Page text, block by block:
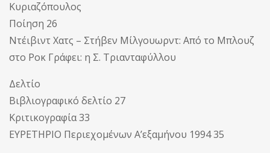
Κυριαζόπουλος
Ποίηση 26
Ντέιβιντ Χατς – Στήβεν Μίλγουωρντ: Από το Μπλουζ
στο Ροκ Γράφει: η Σ. Τριανταφύλλου
Δελτίο
Βιβλιογραφικό δελτίο 27
Κριτικογραφία 33
ΕΥΡΕΤΗΡΙΟ Περιεχομένων Α’εξαμήνου 1994 35